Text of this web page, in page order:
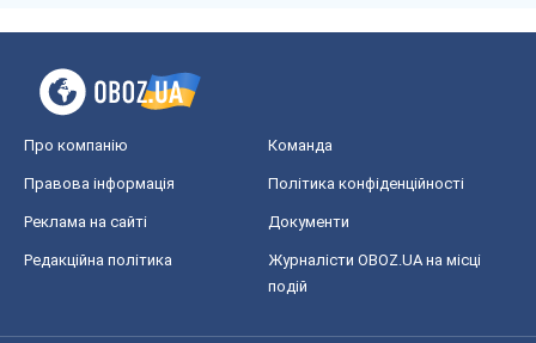
Про компанію Команда
Правова інформація Політика конфіденційності
Реклама на сайті Документи
Редакційна політика
Журналісти OBOZ.UA на місці
подій